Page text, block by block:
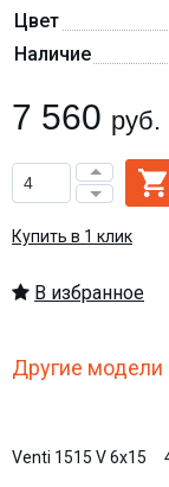
Цвет
Наличие
7 560 руб.
Купить в 1 клик
В избранное
Другие модели
Venti 1515 V 6x15